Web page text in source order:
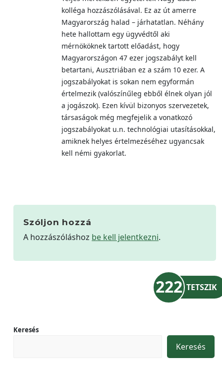
kolléga hozzászólásával. Ez az út amerre
Magyarország halad – járhatatlan. Néhány
hete hallottam egy ügyvédtől aki
mérnököknek tartott előadást, hogy
Magyarországon 47 ezer jogszabályt kell
betartani, Ausztriában ez a szám 10 ezer. A
jogszabályokat is sokan nem egyformán
értelmezik (valószínűleg ebből élnek olyan jól
a jogászok). Ezen kívül bizonyos szervezetek,
társaságok még megfejelik a vonatkozó
jogszabályokat u.n. technológiai utasításokkal,
amiknek helyes értelmezéséhez ugyancsak
kell némi gyakorlat.
Szóljon hozzá
A hozzászóláshoz be kell jelentkezni.
222 TETSZIK
Keresés
Keresés